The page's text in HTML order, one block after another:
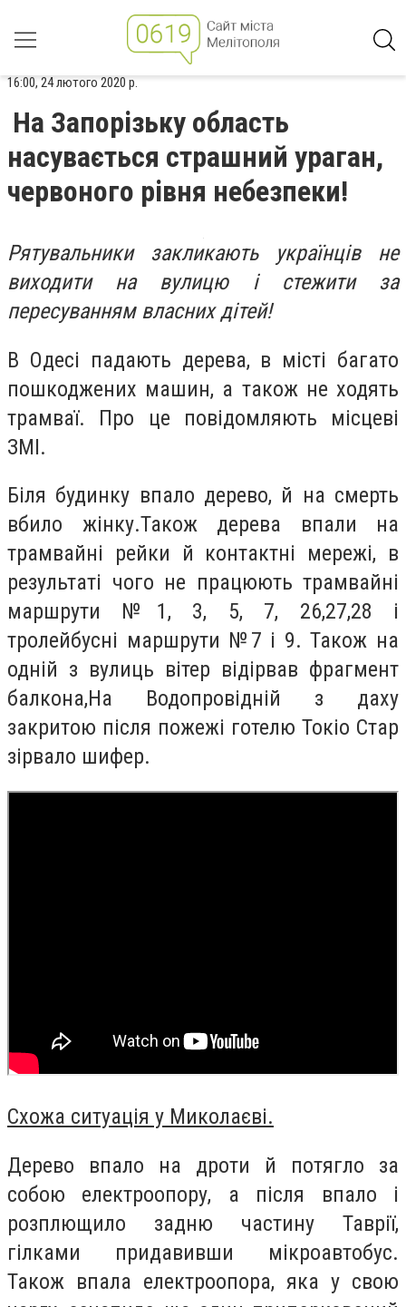
16:00, 24 лютого 2020 р.
На Запорізьку область
насувається страшний ураган,
червоного рівня небезпеки!
Рятувальники закликають українців не
виходити на вулицю і стежити за
пересуванням власних дітей!
В Одесі падають дерева, в місті багато
пошкоджених машин, а також не ходять
трамваї. Про це повідомляють місцеві
ЗМІ.
Біля будинку впало дерево, й на смерть
вбило жінку.Також дерева впали на
трамвайні рейки й контактні мережі, в
результаті чого не працюють трамвайні
маршрути №1, 3, 5, 7, 26,27,28 і
тролейбусні маршрути №7 і 9.Також на
одній з вулиць вітер відірвав фрагмент
балкона,На Водопровідній з даху
закритою після пожежі готелю Токіо Стар
зірвало шифер.
Схожа ситуація у Миколаєві.
Дерево впало на дроти й потягло за
собою електроопору, а після впало і
розплющило задню частину Таврії,
гілками придавивши мікроавтобус.
Також впала електроопора, яка у свою